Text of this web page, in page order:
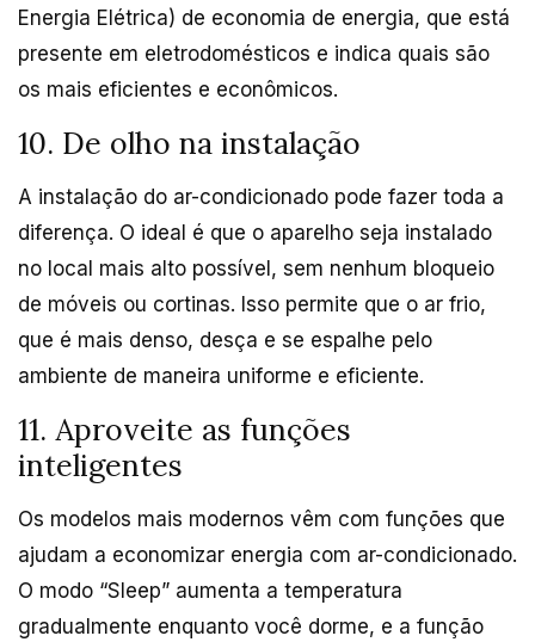
Energia Elétrica) de economia de energia, que está
presente em eletrodomésticos e indica quais são
os mais eficientes e econômicos.
10. De olho na instalação
A instalação do ar-condicionado pode fazer toda a
diferença. O ideal é que o aparelho seja instalado
no local mais alto possível, sem nenhum bloqueio
de móveis ou cortinas. Isso permite que o ar frio,
que é mais denso, desça e se espalhe pelo
ambiente de maneira uniforme e eficiente.
11. Aproveite as funções
inteligentes
Os modelos mais modernos vêm com funções que
ajudam a economizar energia com ar-condicionado.
O modo “Sleep” aumenta a temperatura
gradualmente enquanto você dorme, e a função